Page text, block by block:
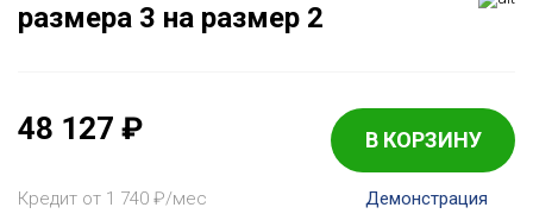
размера 3 на размер 2
48 127 ₽ В КОРЗИНУ
Кредит от 1 740 ₽/мес Демонстрация